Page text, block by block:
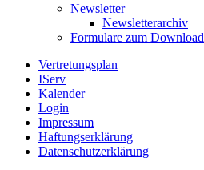
Newsletter
Newsletterarchiv
Formulare zum Download
Vertretungsplan
IServ
Kalender
Login
Impressum
Haftungserklärung
Datenschutzerklärung